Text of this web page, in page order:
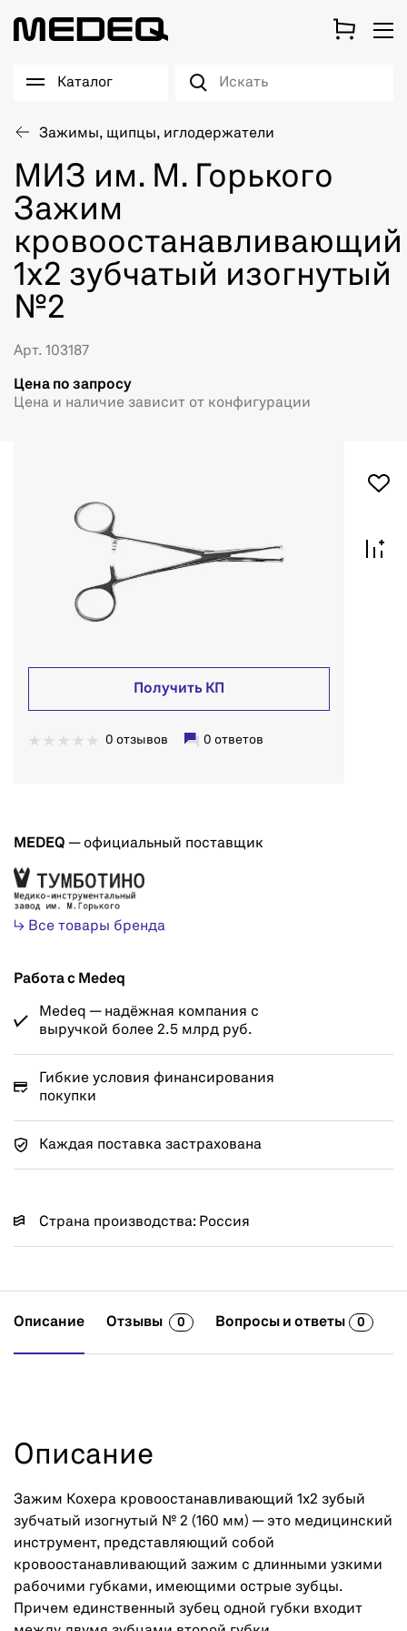
Каталог
Зажимы, щипцы, иглодержатели
МИЗ им. М. Горького
Зажим
кровоостанавливающий
1x2 зубчатый изогнутый
№2
Арт. 103187
Цена по запросу
Цена и наличие зависит от конфигурации
Получить КП
0 отзывов 0 ответов
MEDEQ — официальный поставщик
↳ Все товары бренда
Работа с Medeq
Medeq — надёжная компания с
выручкой более 2.5 млрд руб.
Гибкие условия финансирования
покупки
Каждая поставка застрахована
Страна производства: Россия
Описание Отзывы 0 Вопросы и ответы 0
Описание
Зажим Кохера кровоостанавливающий 1х2 зубый
зубчатый изогнутый № 2 (160 мм) — это медицинский
инструмент, представляющий собой
кровоостанавливающий зажим с длинными узкими
рабочими губками, имеющими острые зубцы.
Причем единственный зубец одной губки входит